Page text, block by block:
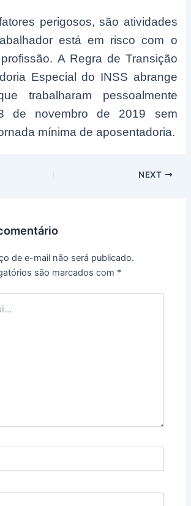
perigosos, são atividades
está em risco com o
A Regra de Transição
Especial do INSS abrange
trabalharam pessoalmente
de novembro de 2019 sem
mínima de aposentadoria.
NEXT
de e-mail não será publicado.
são marcados com *